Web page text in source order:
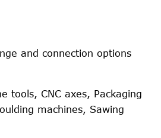
and connection options
tools, CNC axes, Packaging
machines, Sawing